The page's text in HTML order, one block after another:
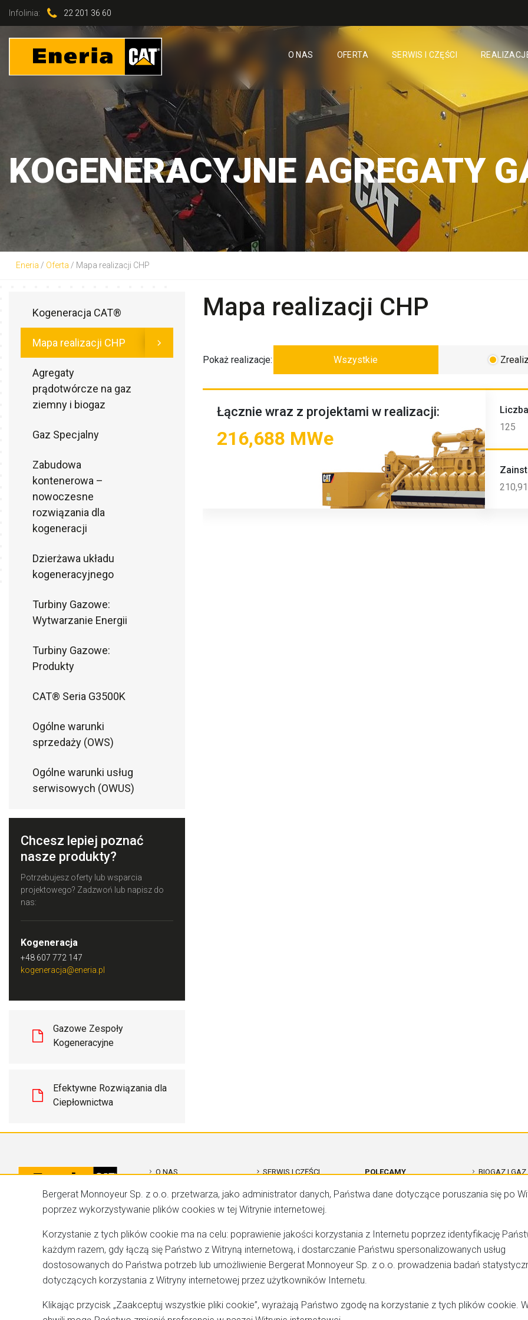
Infolinia: 22 201 36 60
O NAS OFERTA SERWIS I CZĘŚCI
KOGENERACYJNE AGREGATY
Eneria / Oferta / Mapa realizacji CHP
Kogeneracja CAT®
Mapa realizacji CHP
Agregaty
prądotwórcze na gaz
ziemny i biogaz
Gaz Specjalny
Zabudowa
kontenerowa –
nowoczesne
rozwiązania dla
kogeneracji
Dzierżawa układu
kogeneracyjnego
Turbiny Gazowe:
Wytwarzanie Energii
Turbiny Gazowe:
Produkty
CAT® Seria G3500K
Ogólne warunki
sprzedaży (OWS)
Ogólne warunki usług
serwisowych (OWUS)
Chcesz lepiej poznać
nasze produkty?
Potrzebujesz oferty lub wsparcia
projektowego? Zadzwoń lub napisz do
nas:
Kogeneracja
+48 607 772 147
kogeneracja@eneria.pl
Gazowe Zespoły
Kogeneracyjne
Efektywne Rozwiązania dla
Ciepłownictwa
Mapa realizacji CHP
Pokaż realizacje: Wszystkie
7
2
4
Łącznie wraz z projektami w realizacji:
216,688 MWe
125
O NAS
KONTAKT
KARIERA
SERWIS I CZĘŚCI
OGÓLNE WARUNKI
SPRZEDAŻY (OWS)
OGÓLNE WARUNKI
USŁUG SERWISOWYCH
(OWUS)
MAPA STRONY
RODO
POLECAMY
ROZWIĄZANIA DLA DATA
CAT REMAN
KOGENERACJA CAT
BIOGAZ I GAZ
Bergerat Monnoyeur Sp. z o.o. przetwarza, jako administrator danych, Państwa dane dotyczące poruszania się po
poprzez wykorzystywanie plików cookies w tej Witrynie internetowej.
Korzystanie z tych plików cookie ma na celu: poprawienie jakości korzystania z Internetu poprzez identyfikację
każdym razem, gdy łączą się Państwo z Witryną internetową, i dostarczanie Państwu spersonalizowanych usług
dostosowanych do Państwa potrzeb lub umożliwienie Bergerat Monnoyeur Sp. z o.o. prowadzenia badań
dotyczących korzystania z Witryny internetowej przez użytkowników Internetu.
Klikając przycisk „Zaakceptuj wszystkie pliki cookie”, wyrażają Państwo zgodę na korzystanie z tych plików cookie.